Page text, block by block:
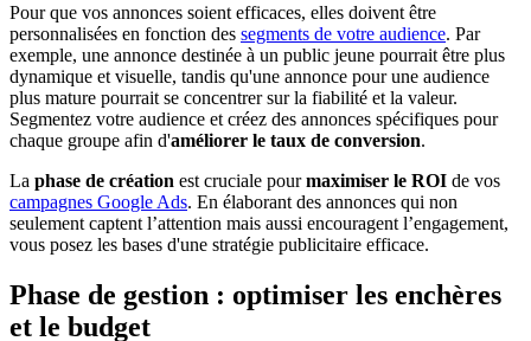
Pour que vos annonces soient efficaces, elles doivent être
personnalisées en fonction des segments de votre audience. Par
exemple, une annonce destinée à un public jeune pourrait être plus
dynamique et visuelle, tandis qu'une annonce pour une audience
plus mature pourrait se concentrer sur la fiabilité et la valeur.
Segmentez votre audience et créez des annonces spécifiques pour
chaque groupe afin d'améliorer le taux de conversion.
La phase de création est cruciale pourmaximiser le ROI de vos
campagnes Google Ads. En élaborant des annonces qui non
seulement captent l’attention mais aussi encouragent l’engagement,
vous posez les bases d'une stratégie publicitaire efficace.
Phase de gestion : optimiser les enchères
et le budget